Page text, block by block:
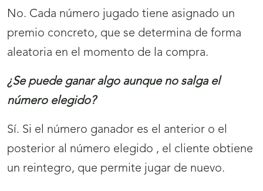
No. Cada número jugado tiene asignado un
premio concreto, que se determina de forma
aleatoria en el momento de la compra.
¿Se puede ganar algo aunque no salga el
número elegido?
Sí. Si el número ganador es el anterior o el
posterior al número elegido , el cliente obtiene
un reintegro, que permite jugar de nuevo.